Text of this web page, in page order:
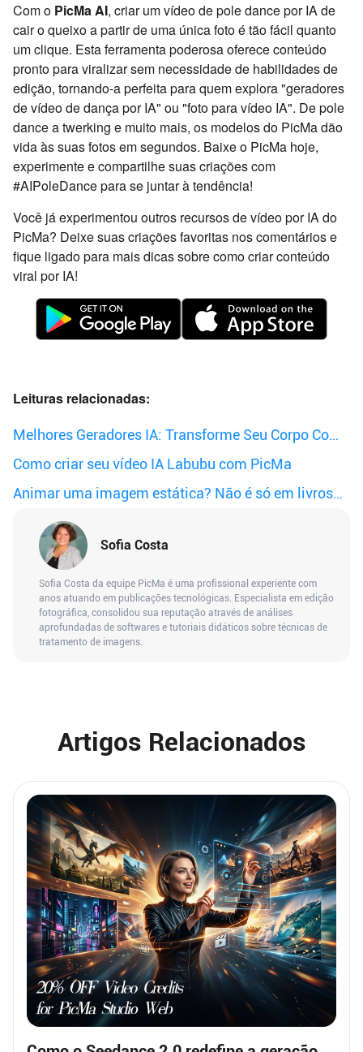
Com o PicMa AI, criar um vídeo de pole dance por IA de
cair o queixo a partir de uma única foto é tão fácil quanto
um clique. Esta ferramenta poderosa oferece conteúdo
pronto para viralizar sem necessidade de habilidades de
edição, tornando-a perfeita para quem explora "geradores
de vídeo de dança por IA" ou "foto para vídeo IA". De pole
dance a twerking e muito mais, os modelos do PicMa dão
vida às suas fotos em segundos. Baixe o PicMa hoje,
experimente e compartilhe suas criações com
#AIPoleDance para se juntar à tendência!
Você já experimentou outros recursos de vídeo por IA do
PicMa? Deixe suas criações favoritas nos comentários e
fique ligado para mais dicas sobre como criar conteúdo
viral por IA!
Leituras relacionadas:
Melhores Geradores IA: Transforme Seu Corpo Com
Um Clique!
Como criar seu vídeo IA Labubu com PicMa
Animar uma imagem estática? Não é só em livros
de magia.
Sofia Costa
Sofia Costa da equipe PicMa é uma profissional experiente com
anos atuando em publicações tecnológicas. Especialista em edição
fotográfica, consolidou sua reputação através de análises
aprofundadas de softwares e tutoriais didáticos sobre técnicas de
tratamento de imagens.
Artigos Relacionados